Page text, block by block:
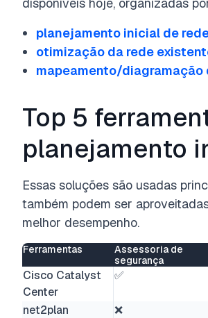
planejamento inicial de
otimização da rede
mapeamento/diagramação
Top 5
planejamento
Essas soluções são usadas
também podem ser
melhor desempenho.
Ferramentas
Assessoria de
segurança
Cisco Catalyst
Center
✅
net2plan ❌